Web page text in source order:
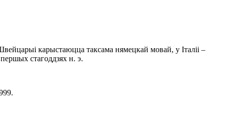
карыстаюцца таксама нямецкай мовай, у Італіі –
стагоддзях н. э.